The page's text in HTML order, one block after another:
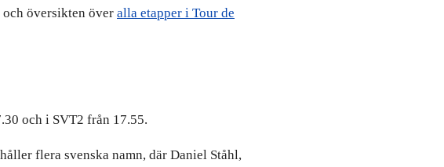
och översikten över alla etapper i Tour de
och i SVT2 från 17.55.
flera svenska namn, där Daniel Ståhl,